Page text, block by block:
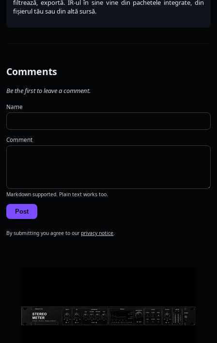
filtrează, exportă. IR-ul în sine vine din pachetele integrate, din
fișierul tău sau din altă sursă.
Comments
Be the first to leave a comment.
Name
Comment
Markdown supported. Plain text works too.
Post
By submitting you agree to our privacy notice.